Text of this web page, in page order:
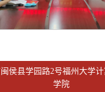
侯县学园路2号福州大学
学院